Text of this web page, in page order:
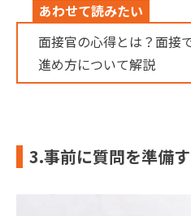
あわせて読みたい
面接官の心得とは？面接
進め方について解説
3.事前に質問を準備